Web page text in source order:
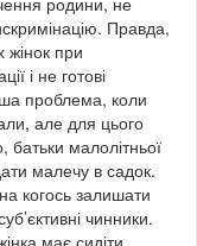
Правда,
жінок при
і не готові
проблема, коли
але для цього
малолітньої
малечу в садок.
когось залишати
чинники.
має сидіти